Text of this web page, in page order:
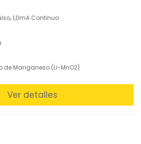
1,0mA Continuo
de Manganeso (Li-MnO2)
Ver detalles